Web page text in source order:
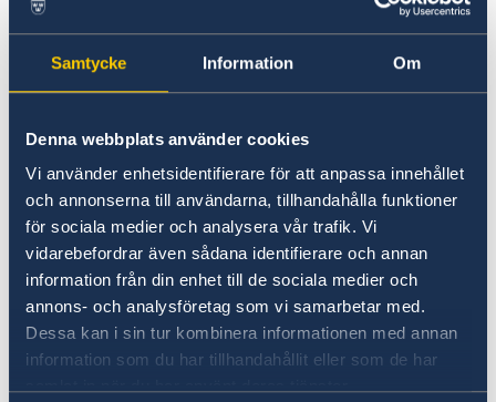
Samtycke Information Om
Denna webbplats använder cookies
Vi använder enhetsidentifierare för att anpassa innehållet
och annonserna till användarna, tillhandahålla funktioner
för sociala medier och analysera vår trafik. Vi
vidarebefordrar även sådana identifierare och annan
information från din enhet till de sociala medier och
annons- och analysföretag som vi samarbetar med.
Dessa kan i sin tur kombinera informationen med annan
information som du har tillhandahållit eller som de har
17 ian. 2018
Aducem sincere mulțumiri tuturor
partenerilor noștri care lucrează
neobosit în domeniul drepturilor
omului pentru cetățenii din
Transnistria! Citiți despre rezultatele
lor impresionante pentru persoanele
cu dizabilități și persoanele private de
libertate, prevenirea HIV / SIDA și
pentru victimele violenței domestice.